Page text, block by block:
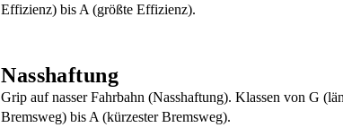
Effizienz) bis A (größte Effizienz).
Nasshaftung
Grip auf nasser Fahrbahn (Nasshaftung). Klassen von G
Bremsweg) bis A (kürzester Bremsweg).